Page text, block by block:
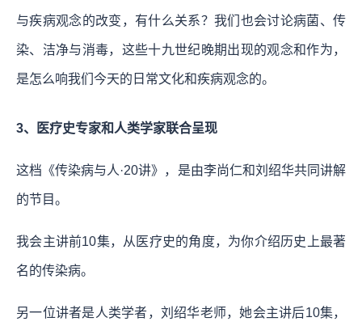
与疾病观念的改变，有什么关系？我们也会讨论病菌、传
染、洁净与消毒，这些十九世纪晚期出现的观念和作为，
是怎么响我们今天的日常文化和疾病观念的。
3、医疗史专家和人类学家联合呈现
这档《传染病与人·20讲》，是由李尚仁和刘绍华共同讲解
的节目。
我会主讲前10集，从医疗史的角度，为你介绍历史上最著
名的传染病。
另一位讲者是人类学者，刘绍华老师，她会主讲后10集，